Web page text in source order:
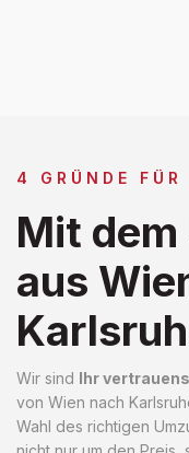
4 GRÜNDE FÜR
Mit
aus
Wir sind Ihr
von Wien nach
Wahl des richtigen